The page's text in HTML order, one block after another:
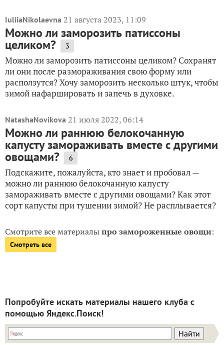
IuliiaNikolaevna 21 августа 2023, 11:09
Можно ли заморозить патиссоны
целиком? 3
Можно ли заморозить патиссоны целиком? Сохранят
ли они после размораживания свою форму или
расползутся? Хочу заморозить несколько штук, чтобы
зимой нафаршировать и запечь в духовке.
NatashaNovikova 21 июля 2022, 06:14
Можно ли раннюю белокочанную
капусту замораживать вместе с другими
овощами? 6
Подскажите, пожалуйста, кто знает и пробовал —
можно ли раннюю белокочанную капусту
замораживать вместе с другими овощами? Как этот
сорт капусты при тушении зимой? Не расплывается?
Смотрите все материалыпро замороженные овощи:
Смотреть все
Попробуйте искать материалы нашего клуба с
помощью Яндекс.Поиск!